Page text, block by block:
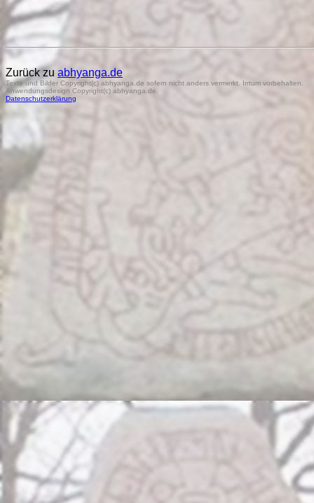
Zurück zu abhyanga.de
Texte und Bilder Copyright(c) abhyanga.de sofern nicht anders vermerkt. Irrtum vorbehalten.
Anwendungsdesign Copyright(c) abhyanga.de.
Datenschutzerklärung